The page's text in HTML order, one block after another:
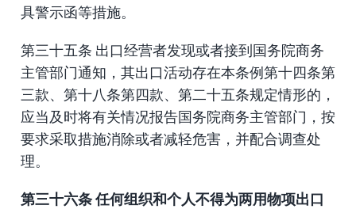
具警示函等措施。
第三十五条 出口经营者发现或者接到国务院商务
主管部门通知，其出口活动存在本条例第十四条第
三款、第十八条第四款、第二十五条规定情形的，
应当及时将有关情况报告国务院商务主管部门，按
要求采取措施消除或者减轻危害，并配合调查处
理。
第三十六条 任何组织和个人不得为两用物项出口